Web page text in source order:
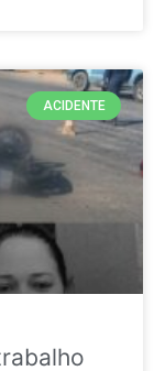
ACIDENTE